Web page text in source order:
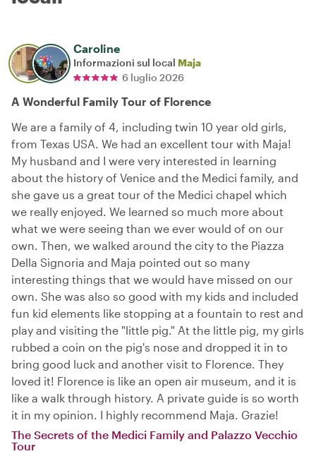
Caroline
Informazioni sul local Maja
6 luglio 2026
A Wonderful Family Tour of Florence
We are a family of 4, including twin 10 year old girls,
from Texas USA. We had an excellent tour with Maja!
My husband and I were very interested in learning
about the history of Venice and the Medici family, and
she gave us a great tour of the Medici chapel which
we really enjoyed. We learned so much more about
what we were seeing than we ever would of on our
own. Then, we walked around the city to the Piazza
Della Signoria and Maja pointed out so many
interesting things that we would have missed on our
own. She was also so good with my kids and included
fun kid elements like stopping at a fountain to rest and
play and visiting the "little pig." At the little pig, my girls
rubbed a coin on the pig's nose and dropped it in to
bring good luck and another visit to Florence. They
loved it! Florence is like an open air museum, and it is
like a walk through history. A private guide is so worth
it in my opinion. I highly recommend Maja. Grazie!
The Secrets of the Medici Family and Palazzo Vecchio
Tour